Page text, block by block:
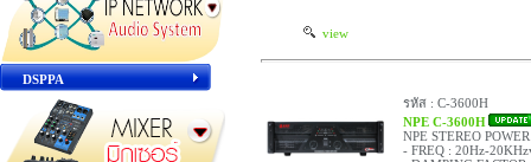
DSPPA
view
รหัส : C-3600H
NPE C-3600H
NPE STEREO
- FREQ : 20Hz-